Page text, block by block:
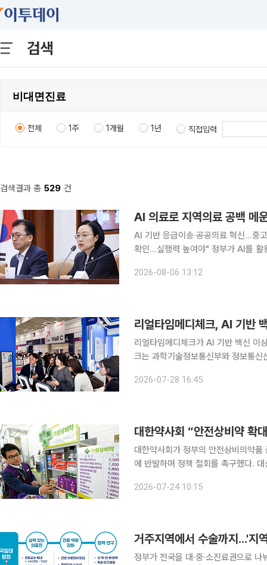
검색
전체 1주 1개월 1년 직접입력
검색결과 총 529 건
AI 의료로 지역의료 공백
AI 기반 응급이송·공공의료 혁신…중
확인…실행력 높여야" 정부가 AI를 활용해 지역·필수·공공의료 공백을 메우고, 2030년까지 교통사
한 소비자 보호를 강화하고 9월 출범
2026-08-06 13:12
리얼타임메디체크가 AI 기반 백신 이상반응
크는 과학기술정보통신부와 정보통
밝혔다. 사업의 공공 실증기관으
2026-07-28 16:45
대한약사회 “안전상비약 확
대한약사회가 정부의 안전상비의약
에 반발하며 정책 철회를 촉구했다.
“지금은 일반의약품 안전관리를 강화
2026-07-24 10:15
거주지역에서 수술까지...'지
정부가 전국을 대·중·소진료권으로